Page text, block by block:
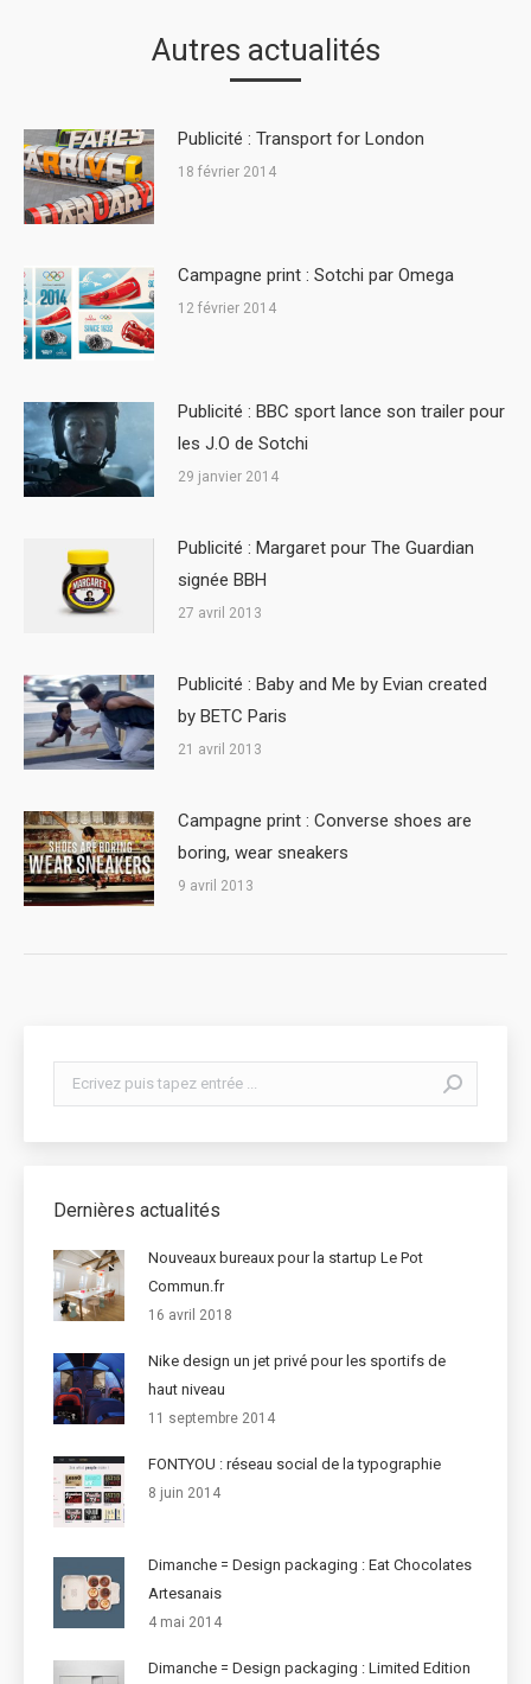
Autres actualités
Publicité : Transport for London
18 février 2014
Campagne print : Sotchi par Omega
12 février 2014
Publicité : BBC sport lance son trailer pour
les J.O de Sotchi
29 janvier 2014
Publicité : Margaret pour The Guardian
signée BBH
27 avril 2013
Publicité : Baby and Me by Evian created
by BETC Paris
21 avril 2013
Campagne print : Converse shoes are
boring, wear sneakers
9 avril 2013
Dernières actualités
Nouveaux bureaux pour la startup Le Pot
Commun.fr
16 avril 2018
Nike design un jet privé pour les sportifs de
haut niveau
11 septembre 2014
FONTYOU : réseau social de la typographie
8 juin 2014
Dimanche = Design packaging : Eat Chocolates
Artesanais
4 mai 2014
Dimanche = Design packaging : Limited Edition